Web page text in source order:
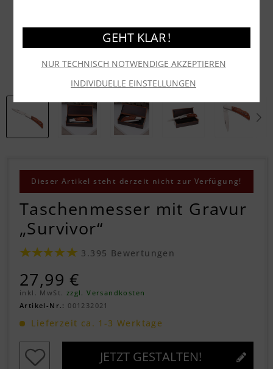
Dieser Artikel steht derzeit nicht zur Verfügung!
Taschenmesser mit Gravur
„Survivor“
3.395 Bewertungen
27,99 €
inkl. MwSt. zzgl. Versandkosten
Artikel-Nr.: 001232021
Lieferzeit ca. 1-3 Werktage
JETZT GESTALTEN!
INDIVIDUELLE EINSTELLUNGEN
NUR TECHNISCH NOTWENDIGE AKZEPTIEREN
GEHT KLAR !